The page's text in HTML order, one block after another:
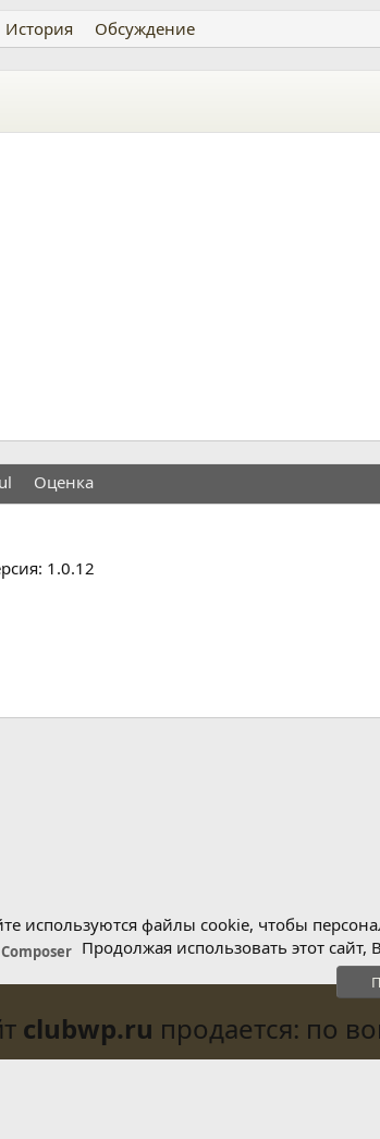
История Обсуждение
Оценка
1.0.12
используются файлы cookie, чтобы
Продолжая использовать этот
clubwp.ru продается: по